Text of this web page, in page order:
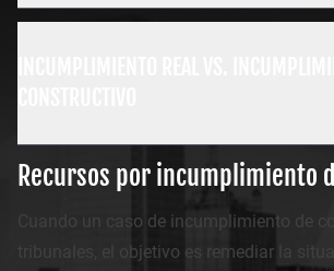
Recursos por incumplimiento
Cuando un caso de incumplimiento de
tribunales, el objetivo es remediar la